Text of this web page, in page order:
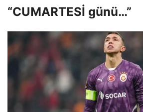
“CUMARTESİ günü…”